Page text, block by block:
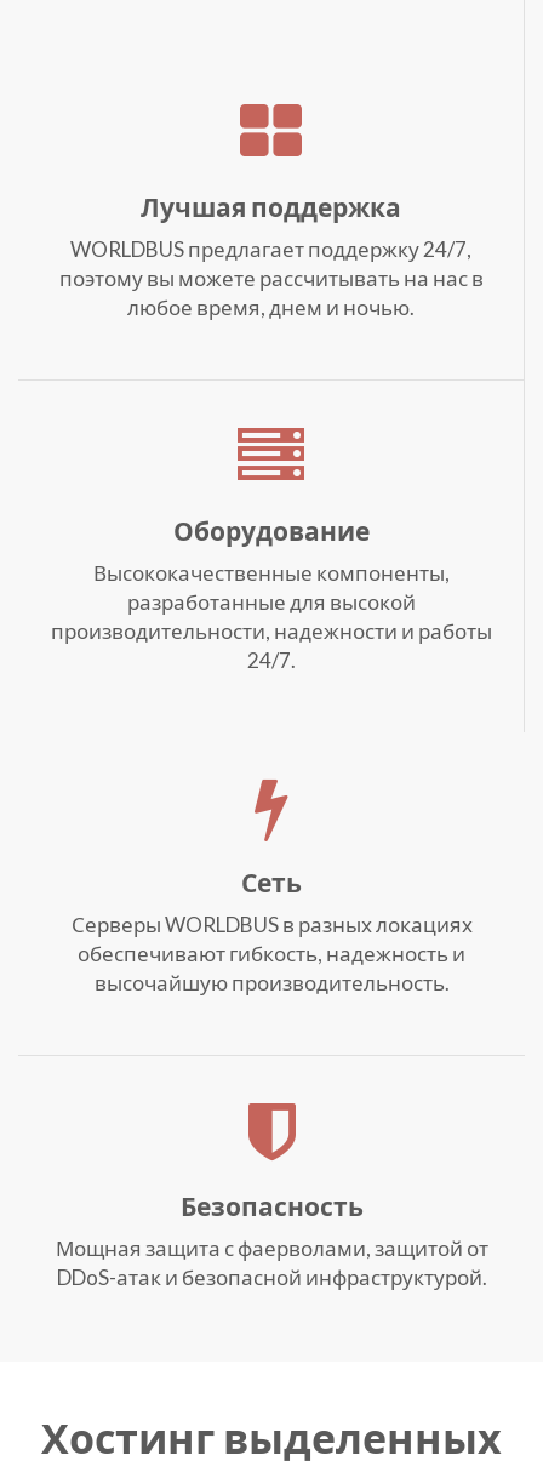
Лучшая поддержка
WORLDBUS предлагает поддержку 24/7,
поэтому вы можете рассчитывать на нас в
любое время, днем и ночью.
Оборудование
Высококачественные компоненты,
разработанные для высокой
производительности, надежности и работы
24/7.
Сеть
Серверы WORLDBUS в разных локациях
обеспечивают гибкость, надежность и
высочайшую производительность.
Безопасность
Мощная защита с фаерволами, защитой от
DDoS-атак и безопасной инфраструктурой.
Хостинг выделенных